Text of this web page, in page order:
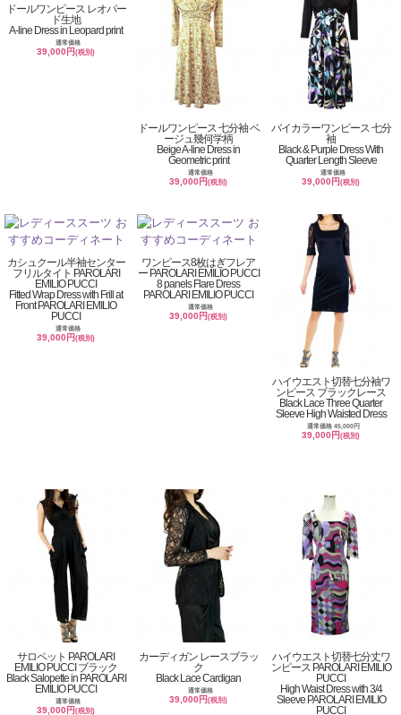
ドールワンピース レオパー
ド生地
A-line Dress in Leopard print
通常価格
39,000円(税別)
ドールワンピース 七分袖 ベ
ージュ幾何学柄
Beige A-line Dress in
Geometric print
通常価格
39,000円(税別)
バイカラーワンピース 七分
袖
Black & Purple Dress With
Quarter Length Sleeve
通常価格
39,000円(税別)
カシュクール半袖センター
フリルタイト PAROLARI
EMILIO PUCCI
Fitted Wrap Dress with Frill at
Front PAROLARI EMILIO
PUCCI
通常価格
39,000円(税別)
ワンピース8枚はぎフレア
ー PAROLARI EMILIO PUCCI
8 panels Flare Dress
PAROLARI EMILIO PUCCI
通常価格
39,000円(税別)
ハイウエスト切替七分袖ワ
ンピース ブラックレース
Black Lace Three Quarter
Sleeve High Waisted Dress
通常価格 45,000円
39,000円(税別)
サロペット PAROLARI
EMILIO PUCCI ブラック
Black Salopette in PAROLARI
EMILIO PUCCI
通常価格
39,000円(税別)
カーディガン レースブラッ
ク
Black Lace Cardigan
通常価格
39,000円(税別)
ハイウエスト切替七分丈ワ
ンピース PAROLARI EMILIO
PUCCI
High Waist Dress with 3/4
Sleeve PAROLARI EMILIO
PUCCI